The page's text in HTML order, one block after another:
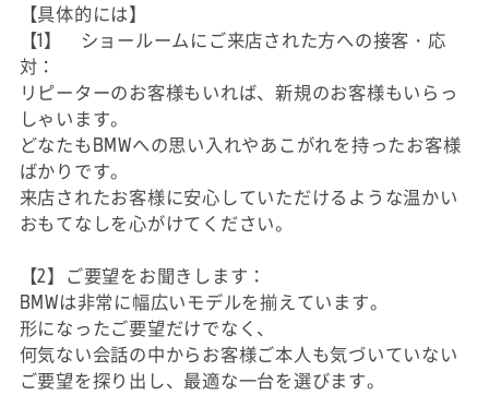
【具体的には】
【1】 ショールームにご来店された方への接客・応
対：
リピーターのお客様もいれば、新規のお客様もいらっ
しゃいます。
どなたもBMWへの思い入れやあこがれを持ったお客様
ばかりです。
来店されたお客様に安心していただけるような温かい
おもてなしを心がけてください。
【2】ご要望をお聞きします：
BMWは非常に幅広いモデルを揃えています。
形になったご要望だけでなく、
何気ない会話の中からお客様ご本人も気づいていない
ご要望を探り出し、最適な一台を選びます。